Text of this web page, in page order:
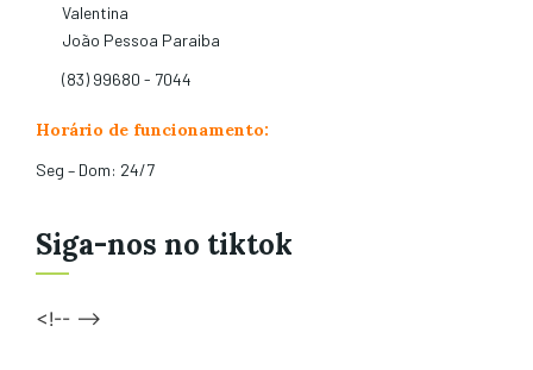
Valentina
João Pessoa Paraiba
(83) 99680 - 7044
Horário de funcionamento:
Seg – Dom: 24/7
Siga-nos no tiktok
<!-- -->